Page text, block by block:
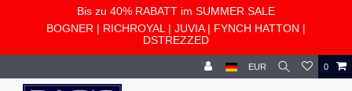
Bis zu 40% RABATT im SUMMER SALE
BOGNER | RICHROYAL | JUVIA| FYNCH HATTON |
DSTREZZED
EUR 0